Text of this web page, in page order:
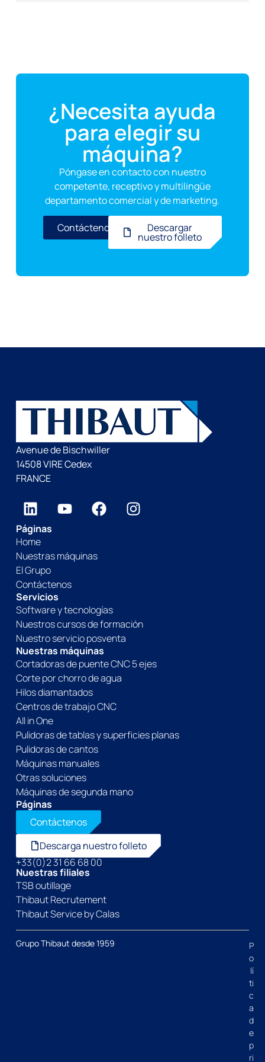
¿Necesita ayuda
para elegir su
máquina?
Póngase en contacto con nuestro
competente, receptivo y multilingüe
departamento comercial y de marketing.
Contáctenos Descargar
nuestro folleto
Avenue de Bischwiller
14508 VIRE Cedex
FRANCE
Páginas
Home
Nuestras máquinas
El Grupo
Contáctenos
Servicios
Software y tecnologías
Nuestros cursos de formación
Nuestro servicio posventa
Nuestras máquinas
Cortadoras de puente CNC 5 ejes
Corte por chorro de agua
Hilos diamantados
Centros de trabajo CNC
All in One
Pulidoras de tablas y superficies planas
Pulidoras de cantos
Máquinas manuales
Otras soluciones
Máquinas de segunda mano
Páginas
Contáctenos
Descarga nuestro folleto
+33(0)2 31 66 68 00
Nuestras filiales
TSB outillage
Thibaut Recrutement
Thibaut Service by Calas
Grupo Thibaut desde 1959
P
o
lí
ti
c
a
d
e
p
ri